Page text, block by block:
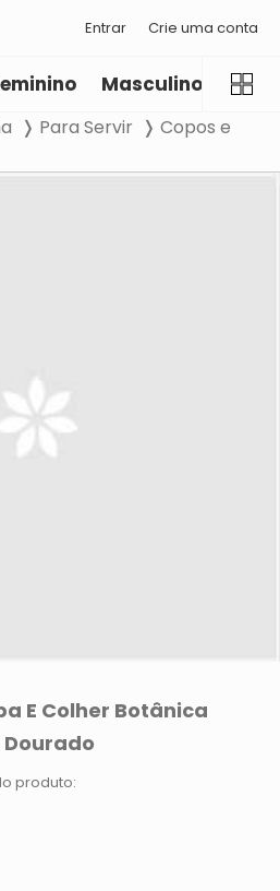
Entrar Crie uma conta
Masculino
Para Servir
Copos e
E Colher Botânica
produto: